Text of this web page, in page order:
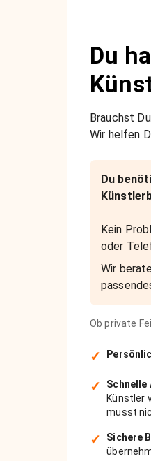
Du
Brauchst
Wir helfen
Du
Kein
oder
Wir
Ob private
✓
✓ Schnelle
Künstler
musst
✓ Sichere